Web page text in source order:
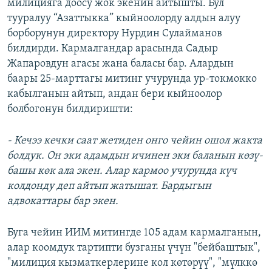
милицияга доосу жок экенин айтышты. Бул
тууралуу “Азаттыкка” кыйноолорду алдын алуу
борборунун директору Нурдин Сулайманов
билдирди. Кармалгандар арасында Садыр
Жапаровдун агасы жана баласы бар. Алардын
баары 25-марттагы митинг учурунда ур-токмокко
кабылганын айтып, андан бери кыйноолор
болбогонун билдиришти:
- Кечээ кечки саат жетиден онго чейин ошол жакта
болдук. Он эки адамдын ичинен эки баланын көзү-
башы көк ала экен. Алар кармоо учурунда күч
колдонду деп айтып жатышат. Бардыгын
адвокаттары бар экен.
Буга чейин ИИМ митингде 105 адам кармалганын,
алар коомдук тартипти бузганы үчүн "бейбаштык",
"милиция кызматкерлерине кол көтөрүү", "мүлккө